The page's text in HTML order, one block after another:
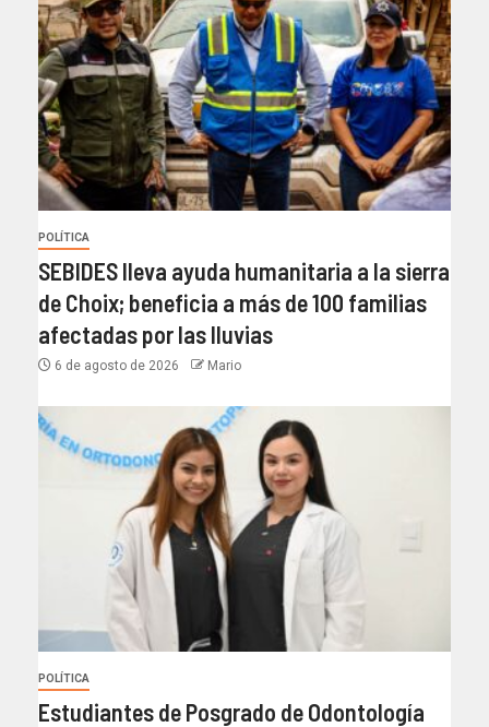
POLÍTICA
SEBIDES lleva ayuda humanitaria a la sierra
de Choix; beneficia a más de 100 familias
afectadas por las lluvias
6 de agosto de 2026 Mario
POLÍTICA
Estudiantes de Posgrado de Odontología